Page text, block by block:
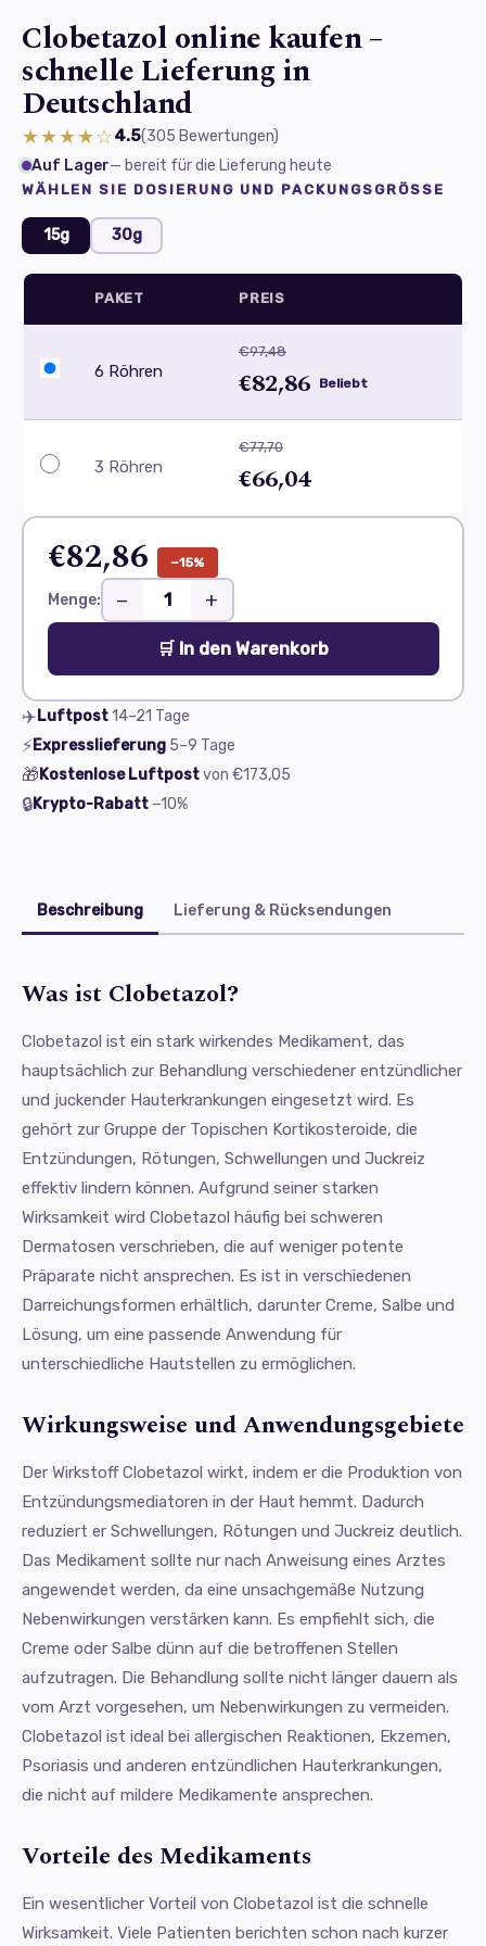
Clobetazol online kaufen –
schnelle Lieferung in
Deutschland
★★★★☆4.5(305 Bewertungen)
Auf Lager— bereit für die Lieferung heute
WÄHLEN SIE DOSIERUNG UND PACKUNGSGRÖSSE
15g 30g
PAKET PREIS
6 Röhren
€97,48
€82,86 Beliebt
3 Röhren
€77,70
€66,04
€82,86 −15%
Menge: − +
🛒 In den Warenkorb
✈️Luftpost14–21 Tage
⚡Expresslieferung 5–9 Tage
🎁Kostenlose Luftpostvon €173,05
🔒Krypto-Rabatt −10%
Beschreibung Lieferung & Rücksendungen
Was ist Clobetazol?
Clobetazol ist ein stark wirkendes Medikament, das
hauptsächlich zur Behandlung verschiedener entzündlicher
und juckender Hauterkrankungen eingesetzt wird. Es
gehört zur Gruppe der Topischen Kortikosteroide, die
Entzündungen, Rötungen, Schwellungen und Juckreiz
effektiv lindern können. Aufgrund seiner starken
Wirksamkeit wird Clobetazol häufig bei schweren
Dermatosen verschrieben, die auf weniger potente
Präparate nicht ansprechen. Es ist in verschiedenen
Darreichungsformen erhältlich, darunter Creme, Salbe und
Lösung, um eine passende Anwendung für
unterschiedliche Hautstellen zu ermöglichen.
Wirkungsweise und Anwendungsgebiete
Der Wirkstoff Clobetazol wirkt, indem er die Produktion von
Entzündungsmediatoren in der Haut hemmt. Dadurch
reduziert er Schwellungen, Rötungen und Juckreiz deutlich.
Das Medikament sollte nur nach Anweisung eines Arztes
angewendet werden, da eine unsachgemäße Nutzung
Nebenwirkungen verstärken kann. Es empfiehlt sich, die
Creme oder Salbe dünn auf die betroffenen Stellen
aufzutragen. Die Behandlung sollte nicht länger dauern als
vom Arzt vorgesehen, um Nebenwirkungen zu vermeiden.
Clobetazol ist ideal bei allergischen Reaktionen, Ekzemen,
Psoriasis und anderen entzündlichen Hauterkrankungen,
die nicht auf mildere Medikamente ansprechen.
Vorteile des Medikaments
Ein wesentlicher Vorteil von Clobetazol ist die schnelle
Wirksamkeit. Viele Patienten berichten schon nach kurzer